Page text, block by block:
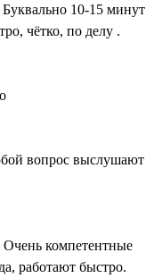
Буквально 10-15 минут
чётко, по делу .
вопрос выслушают
Очень компетентные
работают быстро.